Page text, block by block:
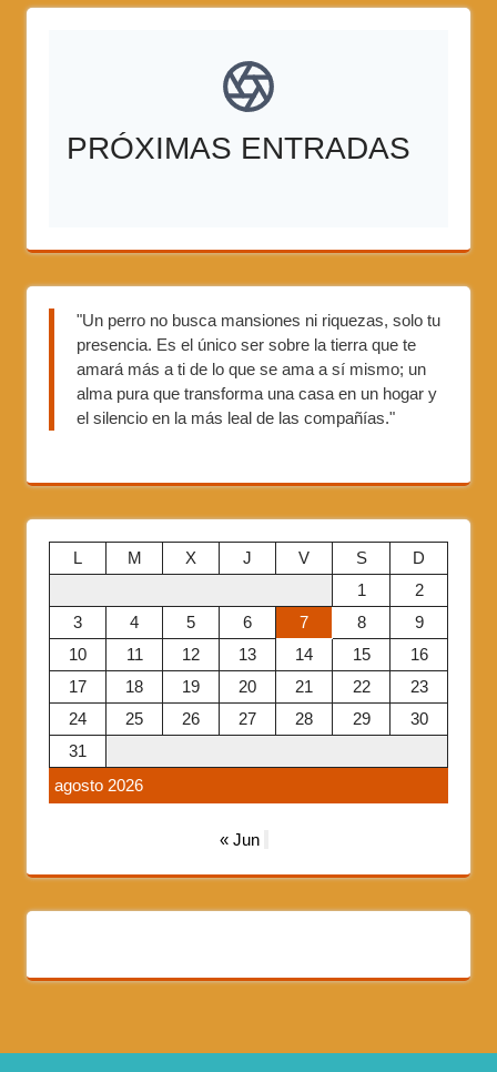
PRÓXIMAS ENTRADAS
"Un perro no busca mansiones ni riquezas, solo tu
presencia. Es el único ser sobre la tierra que te
amará más a ti de lo que se ama a sí mismo; un
alma pura que transforma una casa en un hogar y
el silencio en la más leal de las compañías."
agosto 2026
L M X J V S
D
1
2
3
4 5 6 7 8
9
10
11 12 13 14 15
16
17
18 19 20 21 22
23
24
25 26 27 28 29
30
31
« Jun